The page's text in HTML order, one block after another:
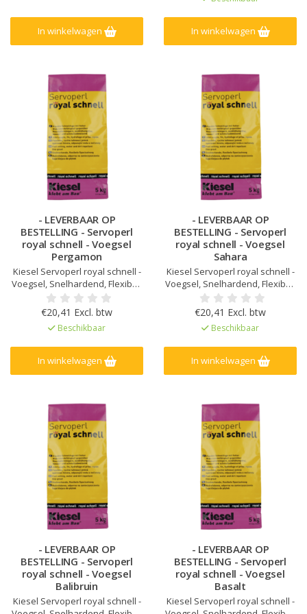
alkaliën, Sterk mechanisch
belastbaar en slijtvast
In winkelwagen
in natte ruimtes, Verhoogde
weerstand tegen zuren en
alkaliën, Sterk mechanisch
belastbaar en slijtvast
In winkelwagen
- LEVERBAAR OP
BESTELLING - Servoperl
royal schnell - Voegsel
Pergamon
Kiesel Servoperl royal schnell -
Voegsel, Snelhardend, Flexibel,
water- en vuilafstotend, Voor 1-
10 mm voegbreedte, Voor
wand&vloer, binnen, buiten en
in natte ruimtes, Verhoogde
weerstand tegen zuren en
alkaliën, Sterk mechanisch
belastbaar en slijtvast
€20,41 Excl. btw
Beschikbaar
In winkelwagen
- LEVERBAAR OP
BESTELLING - Servoperl
royal schnell - Voegsel
Sahara
Kiesel Servoperl royal schnell -
Voegsel, Snelhardend, Flexibel,
water- en vuilafstotend, Voor 1-
10 mm voegbreedte, Voor
wand&vloer, binnen, buiten en
in natte ruimtes, Verhoogde
weerstand tegen zuren en
alkaliën, Sterk mechanisch
belastbaar en slijtvast
€20,41 Excl. btw
Beschikbaar
In winkelwagen
- LEVERBAAR OP
BESTELLING - Servoperl
royal schnell - Voegsel
Balibruin
Kiesel Servoperl royal schnell -
- LEVERBAAR OP
BESTELLING - Servoperl
royal schnell - Voegsel
Basalt
Kiesel Servoperl royal schnell -